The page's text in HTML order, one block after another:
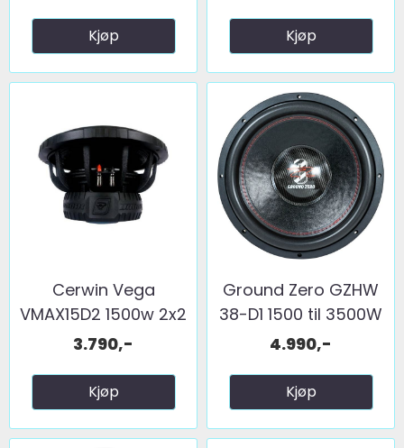
Kjøp Kjøp
Cerwin Vega
VMAX15D2 1500w 2x2
ohm
3.790,-
Kjøp
Ground Zero GZHW
38-D1 1500 til 3500W
...
4.990,-
Kjøp